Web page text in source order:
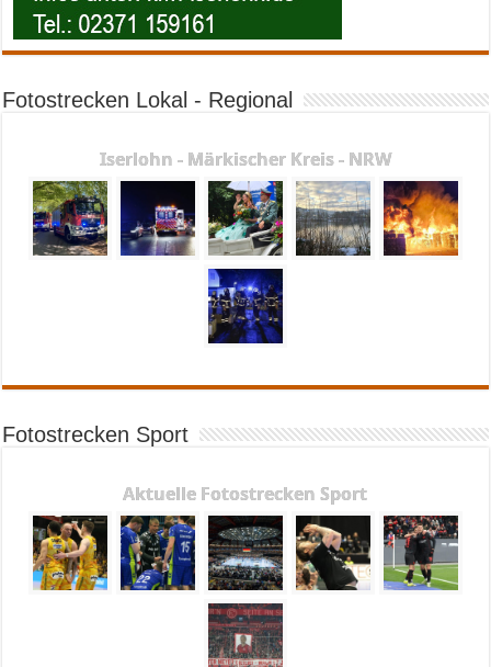
Fotostrecken Lokal - Regional
Iserlohn - Märkischer Kreis - NRW
Fotostrecken Sport
Aktuelle Fotostrecken Sport